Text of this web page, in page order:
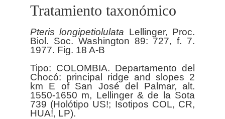
Tratamiento taxonómico
Pteris longipetiolulata Lellinger, Proc.
Biol. Soc. Washington 89: 727, f. 7.
1977. Fig. 18 A-B
Tipo: COLOMBIA. Departamento del
Chocó: principal ridge and slopes 2
km E of San José del Palmar, alt.
1550-1650 m, Lellinger & de la Sota
739 (Holótipo US!; Isotipos COL, CR,
HUA!, LP).